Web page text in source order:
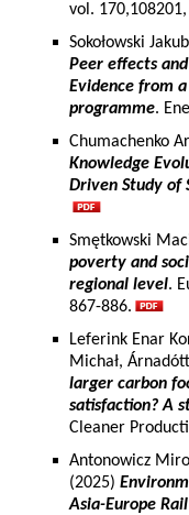
vol.
Sokołowski
Peer effects
Evidence from
programme.
Chumachenko
Knowledge
Driven Study of
Smętkowski
poverty and
regional level.
867-886.
Leferink Enar
Michał,
larger carbon
satisfaction? A
Cleaner
Antonowicz
(2025)
Asia-Europe